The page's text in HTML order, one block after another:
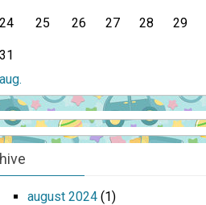
24 25 26 27 28 29
31
august 2024 (1)